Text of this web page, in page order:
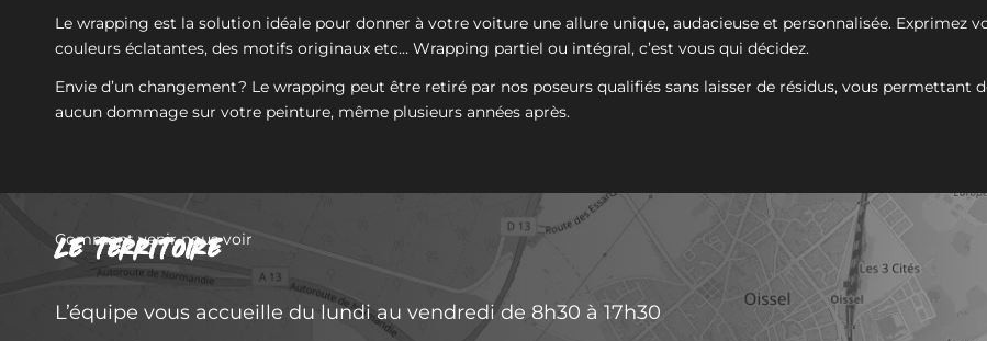
Le wrapping est la solution idéale pour donner à votre voiture une allure unique, audacieuse et personnalisée. Exprimez
couleurs éclatantes, des motifs originaux etc… Wrapping partiel ou intégral, c’est vous qui décidez.
Envie d’un changement ? Le wrapping peut être retiré par nos poseurs qualifiés sans laisser de résidus, vous permettant
aucun dommage sur votre peinture, même plusieurs années après.
LE TERRITOIRE
Comment venir nous voir
L’équipe vous accueille du lundi au vendredi de 8h30 à 17h30